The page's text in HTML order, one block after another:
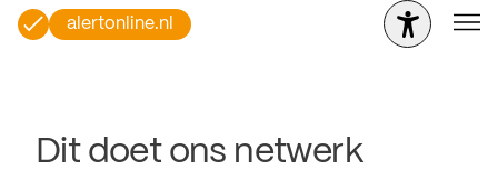
alertonline.nl
Dit doet ons netwerk